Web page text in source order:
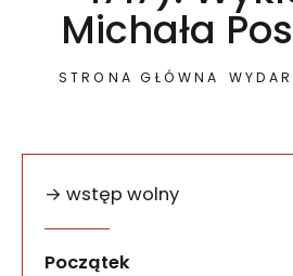
Michała
STRONA GŁÓWNA
→ wstęp wolny
Podczas spotkania w SIC!
Początek